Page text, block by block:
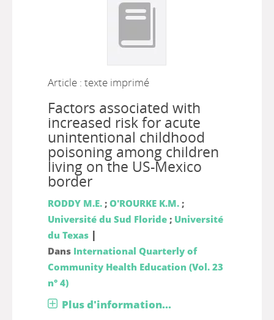
Article : texte imprimé
Factors associated with
increased risk for acute
unintentional childhood
poisoning among children
living on the US-Mexico
border
RODDY M.E.; O'ROURKE K.M.;
Université du Sud Floride; Université
du Texas |
Dans International Quarterly of
Community Health Education (Vol. 23
n° 4)
Plus d'information...